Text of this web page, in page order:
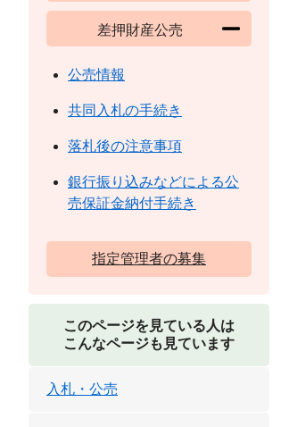
差押財産公売
公売情報
共同入札の手続き
落札後の注意事項
銀行振り込みなどによる公
売保証金納付手続き
指定管理者の募集
このページを見ている人は
こんなページも見ています
入札・公売